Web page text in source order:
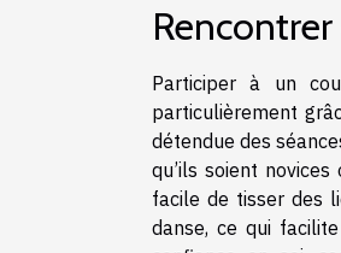
Participer à un
particulièrement
détendue des
qu’ils soient
facile de tisser des
danse, ce qui